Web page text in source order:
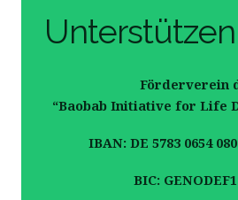
Unterstützen
Förderverein
“Baobab Initiative for Life
IBAN: DE 5783 0654
BIC: